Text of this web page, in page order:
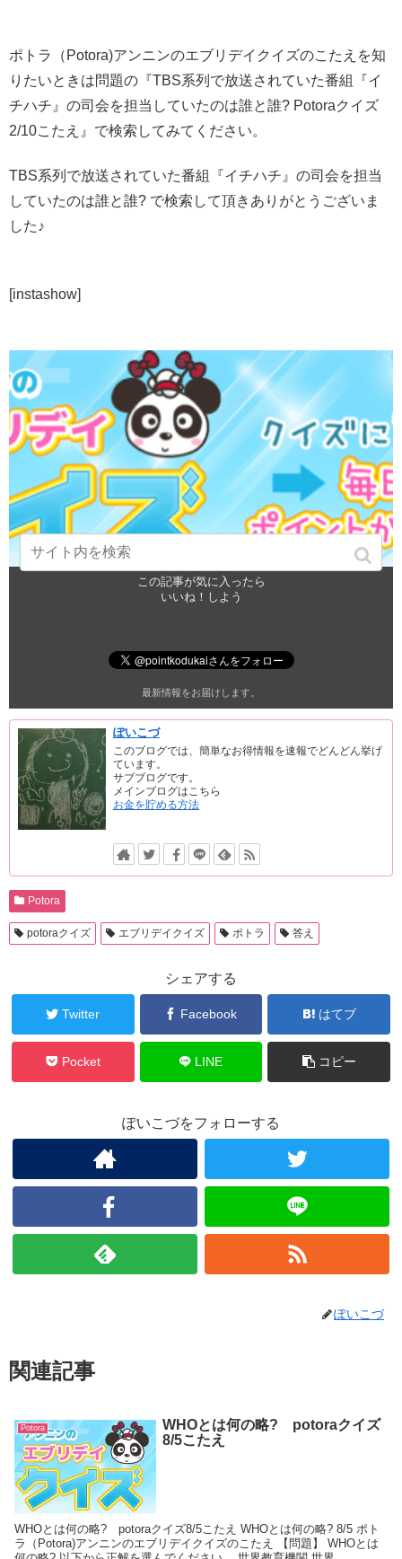
ポトラ（Potora)アンニンのエブリデイクイズのこたえを知
りたいときは問題の『TBS系列で放送されていた番組『イ
チハチ』の司会を担当していたのは誰と誰? Potoraクイズ
2/10こたえ』で検索してみてください。
TBS系列で放送されていた番組『イチハチ』の司会を担当
していたのは誰と誰? で検索して頂きありがとうございま
した♪
[instashow]
この記事が気に入ったら
いいね！しよう
最新情報をお届けします。
ぽいこづ
このブログでは、簡単なお得情報を速報でどんどん挙げ
ています。
サブブログです。
メインブログはこちら
お金を貯める方法
Potora
potoraクイズ エブリデイクイズ ポトラ 答え
シェアする
Twitter Facebook はてブ
Pocket LINE コピー
ぽいこづをフォローする
ぽいこづ
関連記事
Potora
WHOとは何の略? potoraクイズ
8/5こたえ
WHOとは何の略? potoraクイズ8/5こたえ WHOとは何の略? 8/5 ポト
ラ（Potora)アンニンのエブリデイクイズのこたえ 【問題】 WHOとは